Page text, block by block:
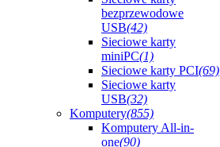
bezprzewodowe
USB(42)
Sieciowe karty
miniPC(1)
Sieciowe karty PCI(69)
Sieciowe karty
USB(32)
Komputery(855)
Komputery All-in-
one(90)